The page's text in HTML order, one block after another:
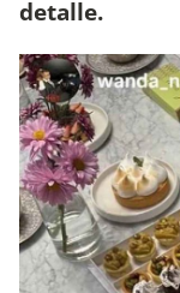
detalle.